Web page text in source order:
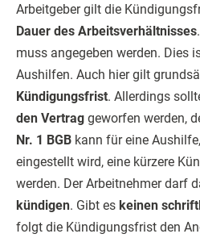
Arbeitgeber gilt die
Dauer des Arbeitsverhältnisses
muss angegeben werden. Dies
Aushilfen. Auch hier gilt
Kündigungsfrist. Allerdings
den Vertrag geworfen werden,
Nr. 1 BGB kann für eine
eingestellt wird, eine kürzere
werden. Der Arbeitnehmer darf
kündigen. Gibt es keinen
folgt die Kündigungsfrist den